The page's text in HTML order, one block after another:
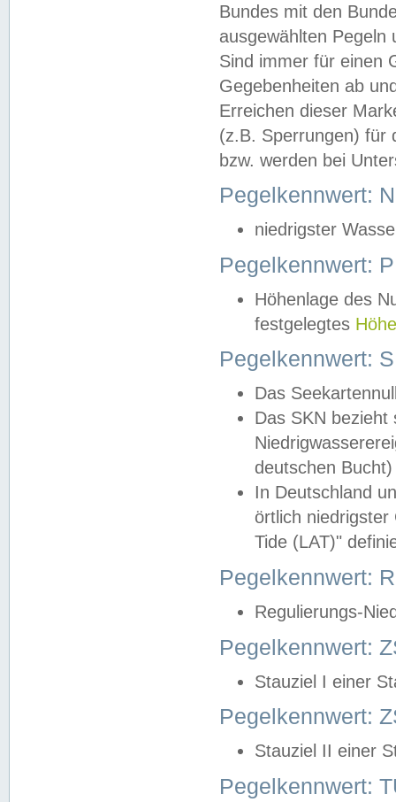
Bundes mit den
ausgewählten
Sind immer für einen
Gegebenheiten ab
Erreichen dieser
(z.B. Sperrungen) für
bzw. werden bei
Pegelkennwert:
niedrigster
Pegelkennwert:
Höhenlage des
festgelegtes
Pegelkennwert:
Das
Das SKN
deutschen
In Deutschland
örtlich
Tide (LAT)"
Pegelkennwert:
Regulierungs-
Pegelkennwert:
Stauziel I einer
Pegelkennwert:
Stauziel II einer
Pegelkennwert: